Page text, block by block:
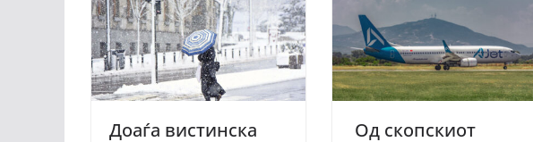
Доаѓа вистинска
Од скопскиот